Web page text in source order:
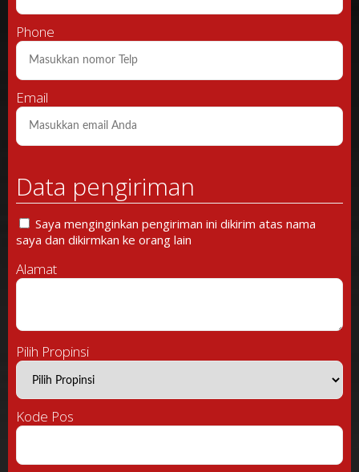
Phone
Email
Data pengiriman
Saya menginginkan pengiriman ini dikirim atas nama
saya dan dikirmkan ke orang lain
Alamat
Pilih Propinsi
Kode Pos